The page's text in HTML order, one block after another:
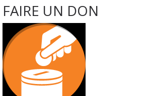
FAIRE UN DON